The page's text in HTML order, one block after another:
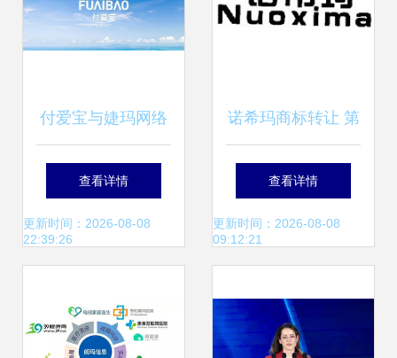
付爱宝与婕玛网络
解析与反思
查看详情
更新时间：2026-08-08
22:39:26
诺希玛商标转让 第
14类珠宝钟表领域
的品牌价值新机遇
查看详情
更新时间：2026-08-08
09:12:21